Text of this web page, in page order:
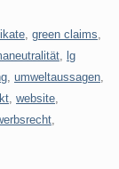
green claims
lg
umweltaussagen
website